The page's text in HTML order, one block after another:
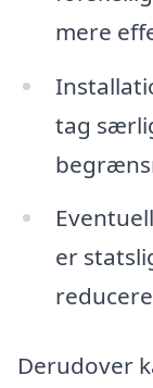
mere
tag
er
Derudover